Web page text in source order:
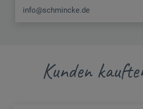
info@schmincke.de
Kunden